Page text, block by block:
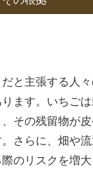
と主張する人
ます。いちご
その残留物が
さらに、畑や
のリスクを増